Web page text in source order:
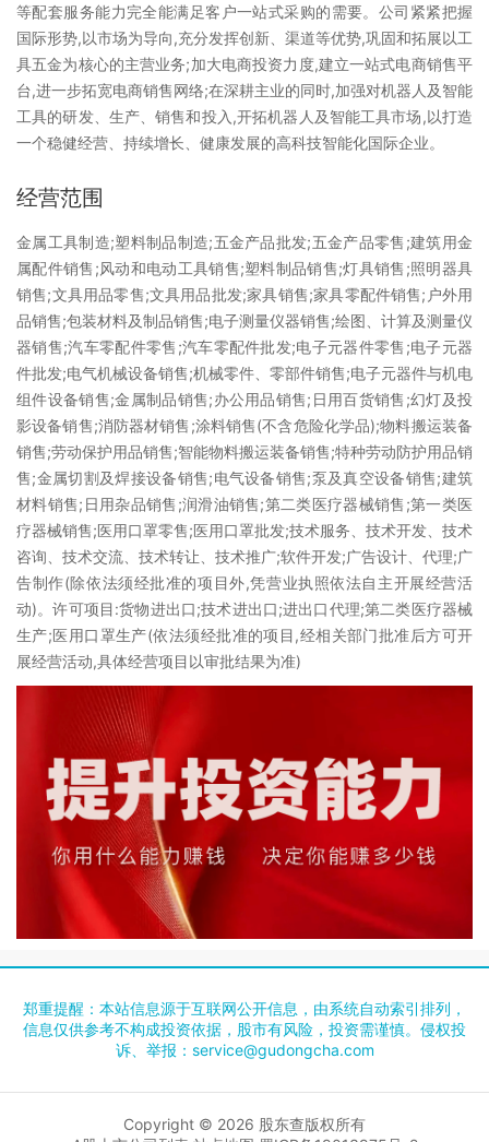
等配套服务能力完全能满足客户一站式采购的需要。公司紧紧把握
国际形势,以市场为导向,充分发挥创新、渠道等优势,巩固和拓展以工
具五金为核心的主营业务;加大电商投资力度,建立一站式电商销售平
台,进一步拓宽电商销售网络;在深耕主业的同时,加强对机器人及智能
工具的研发、生产、销售和投入,开拓机器人及智能工具市场,以打造
一个稳健经营、持续增长、健康发展的高科技智能化国际企业。
经营范围
金属工具制造;塑料制品制造;五金产品批发;五金产品零售;建筑用金
属配件销售;风动和电动工具销售;塑料制品销售;灯具销售;照明器具
销售;文具用品零售;文具用品批发;家具销售;家具零配件销售;户外用
品销售;包装材料及制品销售;电子测量仪器销售;绘图、计算及测量仪
器销售;汽车零配件零售;汽车零配件批发;电子元器件零售;电子元器
件批发;电气机械设备销售;机械零件、零部件销售;电子元器件与机电
组件设备销售;金属制品销售;办公用品销售;日用百货销售;幻灯及投
影设备销售;消防器材销售;涂料销售(不含危险化学品);物料搬运装备
销售;劳动保护用品销售;智能物料搬运装备销售;特种劳动防护用品销
售;金属切割及焊接设备销售;电气设备销售;泵及真空设备销售;建筑
材料销售;日用杂品销售;润滑油销售;第二类医疗器械销售;第一类医
疗器械销售;医用口罩零售;医用口罩批发;技术服务、技术开发、技术
咨询、技术交流、技术转让、技术推广;软件开发;广告设计、代理;广
告制作(除依法须经批准的项目外,凭营业执照依法自主开展经营活
动)。许可项目:货物进出口;技术进出口;进出口代理;第二类医疗器械
生产;医用口罩生产(依法须经批准的项目,经相关部门批准后方可开
展经营活动,具体经营项目以审批结果为准)
郑重提醒：本站信息源于互联网公开信息，由系统自动索引排列，
信息仅供参考不构成投资依据，股市有风险，投资需谨慎。侵权投
诉、举报： service@gudongcha.com
Copyright © 2026 股东查版权所有